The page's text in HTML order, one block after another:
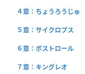
４章：ちょうろうじゅ
５章：サイクロプス
６章：ボストロール
７章：キングレオ